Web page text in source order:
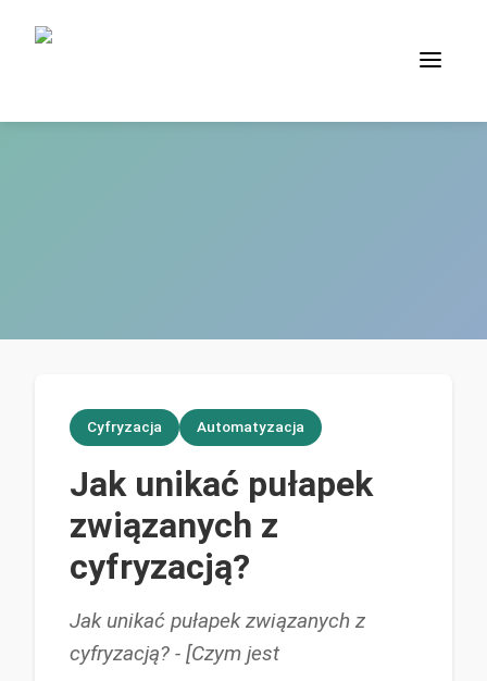
Cyfryzacja Automatyzacja
Jak unikać pułapek
związanych z
cyfryzacją?
Jak unikać pułapek związanych z
cyfryzacją? - [Czym jest